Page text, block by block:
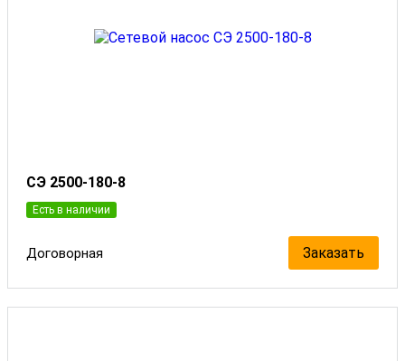
СЭ 2500-180-8
Есть в наличии
Договорная Заказать